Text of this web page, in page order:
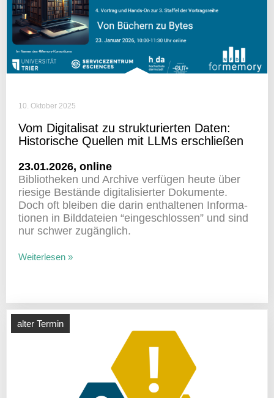
10. Oktober 2025
Vom Digi­ta­lisat zu struk­tu­rierten Daten:
Histo­ri­sche Quellen mit LLMs erschließen
23.01.2026, online
Biblio­theken und Archive verfügen heute über
riesige Bestände digi­ta­li­sierter Doku­mente.
Doch oft bleiben die darin enthal­tenen Infor­ma­
tionen in Bild­da­teien “einge­schlossen” und sind
nur schwer zugänglich.
Weiterlesen »
alter Termin